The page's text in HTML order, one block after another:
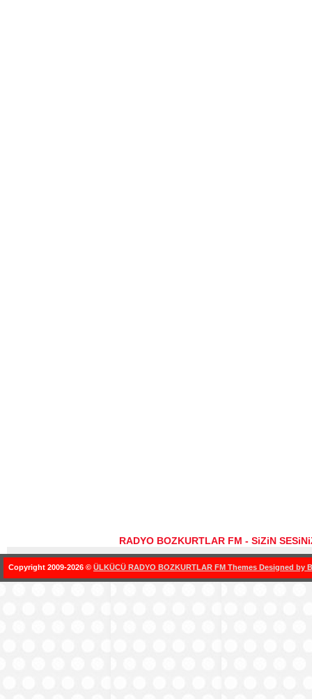
RADYO BOZKURTLAR FM - SiZiN
Copyright 2009-2026 © ÜLKÜCÜ RADYO BOZKURTLAR FM Themes Designed by